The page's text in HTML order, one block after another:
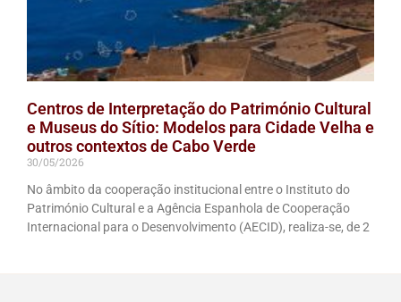
Centros de Interpretação do Património Cultural
e Museus do Sítio: Modelos para Cidade Velha e
outros contextos de Cabo Verde
30/05/2026
No âmbito da cooperação institucional entre o Instituto do
Património Cultural e a Agência Espanhola de Cooperação
Internacional para o Desenvolvimento (AECID), realiza-se, de 2